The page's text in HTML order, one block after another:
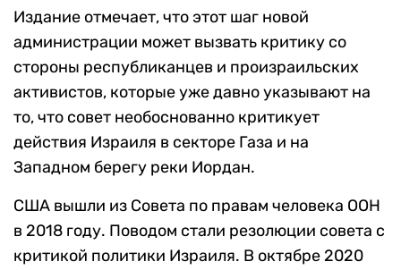
Издание отмечает, что этот шаг новой
администрации может вызвать критику со
стороны республиканцев и произраильских
активистов, которые уже давно указывают на
то, что совет необоснованно критикует
действия Израиля в секторе Газа и на
Западном берегу реки Иордан.
США вышли из Совета по правам человека ООН
в 2018 году. Поводом стали резолюции совета с
критикой политики Израиля. В октябре 2020